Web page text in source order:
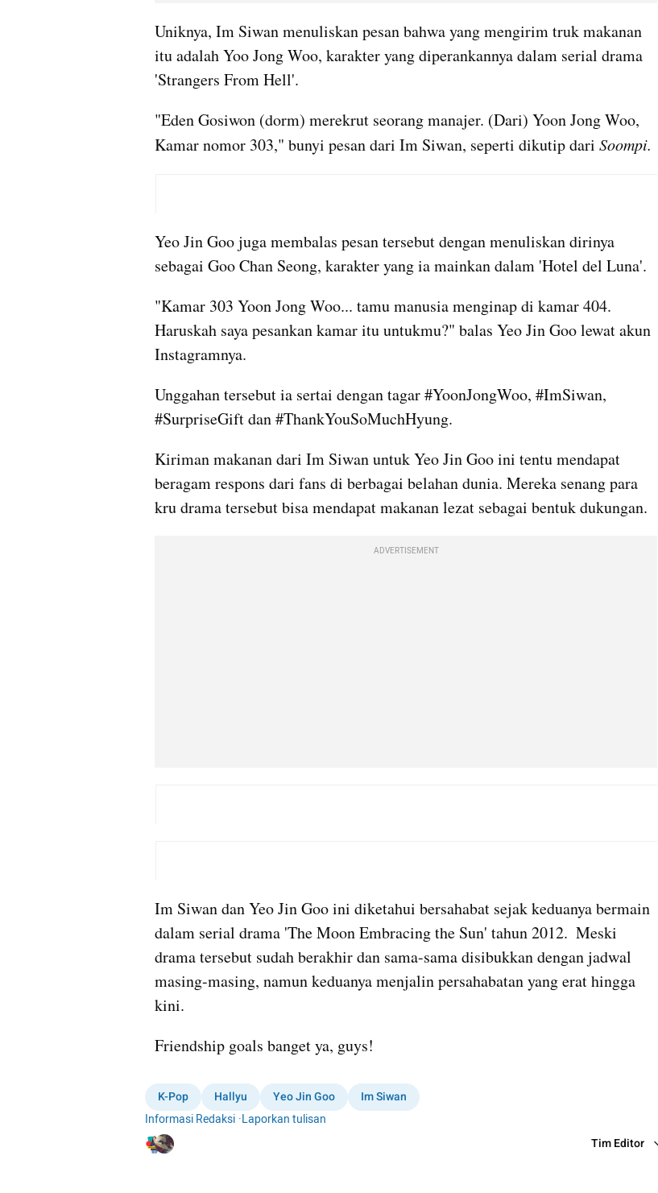
Uniknya, Im Siwan menuliskan pesan bahwa yang mengirim truk makanan
itu adalah Yoo Jong Woo, karakter yang diperankannya dalam serial drama
'Strangers From Hell'.
"Eden Gosiwon (dorm) merekrut seorang manajer. (Dari) Yoon Jong Woo,
Kamar nomor 303," bunyi pesan dari Im Siwan, seperti dikutip dari Soompi.
Yeo Jin Goo juga membalas pesan tersebut dengan menuliskan dirinya
sebagai Goo Chan Seong, karakter yang ia mainkan dalam 'Hotel del Luna'.
"Kamar 303 Yoon Jong Woo... tamu manusia menginap di kamar 404.
Haruskah saya pesankan kamar itu untukmu?" balas Yeo Jin Goo lewat akun
Instagramnya.
Unggahan tersebut ia sertai dengan tagar #YoonJongWoo, #ImSiwan,
#SurpriseGift dan #ThankYouSoMuchHyung.
Kiriman makanan dari Im Siwan untuk Yeo Jin Goo ini tentu mendapat
beragam respons dari fans di berbagai belahan dunia. Mereka senang para
kru drama tersebut bisa mendapat makanan lezat sebagai bentuk dukungan.
ADVERTISEMENT
Im Siwan dan Yeo Jin Goo ini diketahui bersahabat sejak keduanya bermain
dalam serial drama 'The Moon Embracing the Sun' tahun 2012.  Meski
drama tersebut sudah berakhir dan sama-sama disibukkan dengan jadwal
masing-masing, namun keduanya menjalin persahabatan yang erat hingga
kini.
Friendship goals banget ya, guys!
K-Pop Hallyu Yeo Jin Goo
Im Siwan
Informasi Redaksi ·Laporkan tulisan
Tim Editor